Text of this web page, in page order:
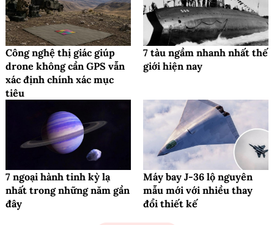
Công nghệ thị giác giúp
drone không cần GPS vẫn
xác định chính xác mục
tiêu
7 tàu ngầm nhanh nhất thế
giới hiện nay
7 ngoại hành tinh kỳ lạ
nhất trong những năm gần
đây
Máy bay J-36 lộ nguyên
mẫu mới với nhiều thay
đổi thiết kế